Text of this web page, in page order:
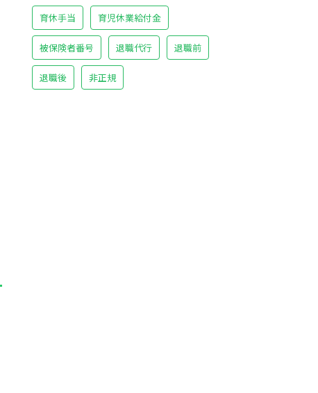
育休手当 育児休業給付金
被保険者番号 退職代行 退職前
退職後 非正規